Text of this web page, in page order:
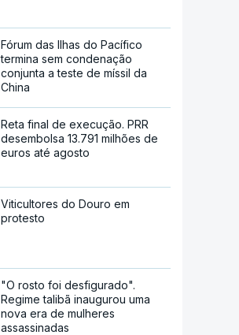
Fórum das Ilhas do Pacífico
termina sem condenação
conjunta a teste de míssil da
China
Reta final de execução. PRR
desembolsa 13.791 milhões de
euros até agosto
Viticultores do Douro em
protesto
"O rosto foi desfigurado".
Regime talibã inaugurou uma
nova era de mulheres
assassinadas